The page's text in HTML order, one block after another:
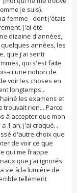
je suis).
femme - dont j'étais
J'ai été
dizaine d'années,
années, les
que j'ai senti
qui s'est faite
ci une notion de
voir les choses en
longtemps...
les examens et
rien... Parce
à accepter que mon
1 an, j'ai craqué...
d'autre choix que
de voir ce que
qui me frappe
que j'ai ignorés
vie à la lumière de
tellement